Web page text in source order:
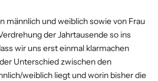
männlich und weiblich sowie von Frau
der Jahrtausende so ins
wir uns erst einmal klarmachen
Unterschied zwischen den
weiblich liegt und worin bisher die